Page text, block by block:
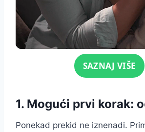
Click for soundSAZNAJ VIŠE
1. Mogući prvi korak:
Ponekad prekid ne iznenadi.